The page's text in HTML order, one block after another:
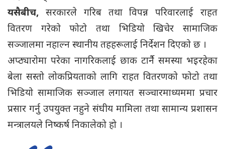
यसैबीच, सरकारले गरिब तथा विपन्न परिवारलाई राहत
वितरण गरेको फोटो तथा भिडियो खिचेर सामाजिक
सञ्जालमा नहाल्न स्थानीय तहहरूलाई निर्देशन दिएको छ ।
अप्ठ्यारोमा परेका नागरिकलाई छाक टार्नै समस्या भइरहेका
बेला सस्तो लोकप्रियताको लागि राहत वितरणको फोटो तथा
भिडियो सामाजिक सञ्जाल लगायत सञ्चारमाध्यममा प्रचार
प्रसार गर्नु उपयुक्त नहुने संघीय मामिला तथा सामान्य प्रशासन
मन्त्रालयले निष्कर्ष निकालेको हो ।